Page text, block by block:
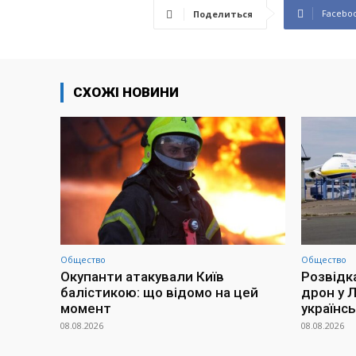
Поделиться
СХОЖІ НОВИНИ
Общество
Окупанти атакували Київ
балістикою: що відомо на цей
момент
08.08.2026
Общество
дрон у
08.08.2026